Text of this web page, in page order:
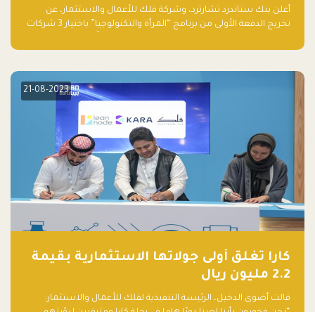
والتكنولوجيا”
أعلن بنك ستاندرد تشارترد، وشركة فلك للأعمال والاستثمار، عن
تخريج الدفعة الأولى من برنامج “المرأة والتكنولوجيا” باختيار 3 شركات
الأعمال، اللواتي خضعن لبرنامج حاضنة مدته 8 أسابيع، أفكاراً مبتكرة
21-08-2023
كارا تغلق أولى جولاتها الاستثمارية بقيمة
2.2 مليون ريال
قالت أضوى الدخيل، الرئيسة التنفيذية لفلك للأعمال والاستثمار: